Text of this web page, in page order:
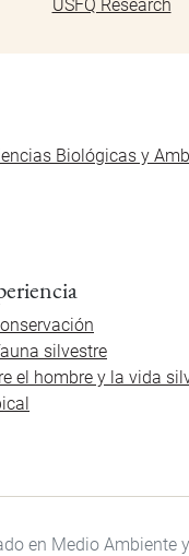
USFQ Research
Biológicas y
silvestre
el hombre y la vida
en Medio Ambiente